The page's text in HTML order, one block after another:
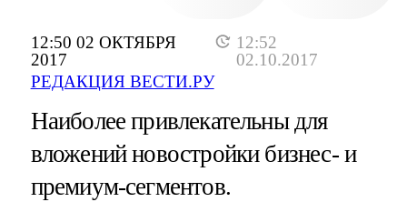
12:50 02 ОКТЯБРЯ
2017
12:52
02.10.2017
РЕДАКЦИЯ ВЕСТИ.РУ
Наиболее привлекательны для
вложений новостройки бизнес- и
премиум-сегментов.